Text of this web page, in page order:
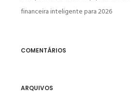
financeira inteligente para 2026
COMENTÁRIOS
ARQUIVOS